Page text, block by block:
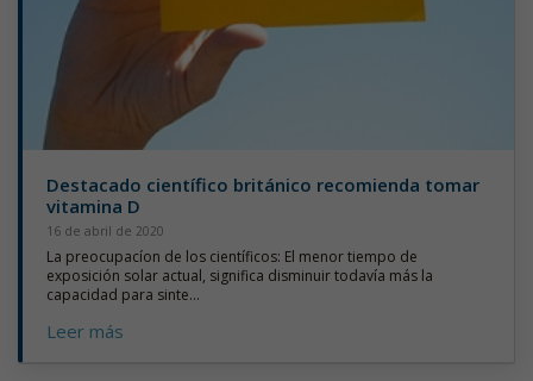
Destacado científico británico recomienda tomar
vitamina D
16 de abril de 2020
La preocupacíon de los científicos: El menor tiempo de
exposición solar actual, significa disminuir todavía más la
capacidad para sinte...
Leer más